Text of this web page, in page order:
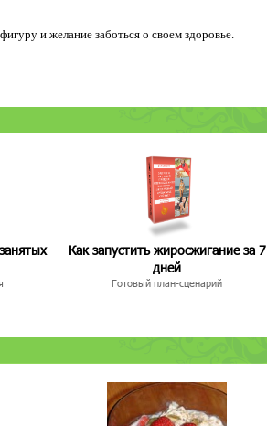
и желание заботься о своем здоровье.
Как запустить жиросжигание за 7
дней
Готовый план-сценарий